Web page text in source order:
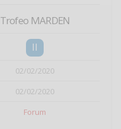
Trofeo MARDEN
II
02/02/2020
02/02/2020
Forum